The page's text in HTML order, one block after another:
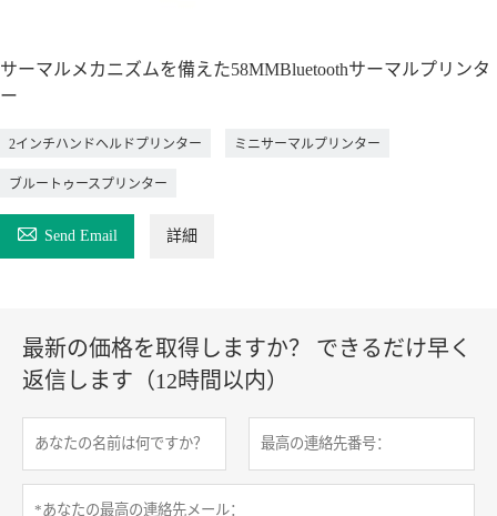
サーマルメカニズムを備えた58MMBluetoothサーマルプリンタ
ー
2インチハンドヘルドプリンター ミニサーマルプリンター
ブルートゥースプリンター
 Send Email 詳細
最新の価格を取得しますか？ できるだけ早く
返信します（12時間以内）